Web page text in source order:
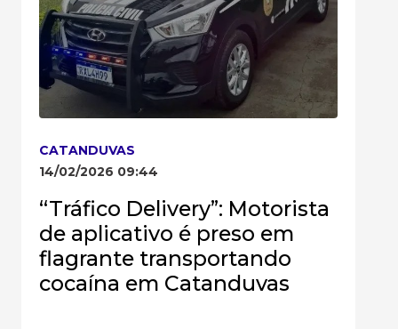
CATANDUVAS
14/02/2026 09:44
“Tráfico Delivery”: Motorista
de aplicativo é preso em
flagrante transportando
cocaína em Catanduvas